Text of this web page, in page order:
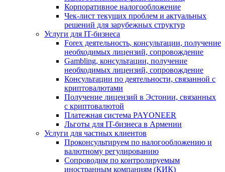
Корпоративное налогообложение
Чек-лист текущих проблем и актуальных
решений для зарубежных структур
Услуги для IT-бизнеса
Forex деятельность, консультации, получение
необходимых лицензий, сопровождение
Gambling, консультации, получение
необходимых лицензий, сопровождение
Консультации по деятельности, связанной с
криптовалютами
Получение лицензий в Эстонии, связанных
с криптовалютой
Платежная система PAYONEER
Льготы для IT-бизнеса в Армении
Услуги для частных клиентов
Проконсультируем по налогообложению и
валютному регулированию
Сопроводим по контролируемым
иностранным компаниям (КИК)